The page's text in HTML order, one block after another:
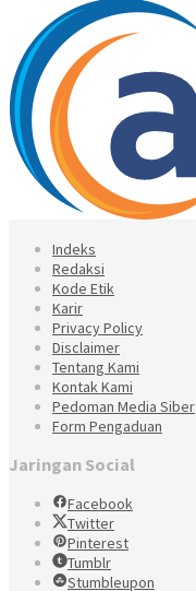
Indeks
Redaksi
Kode Etik
Karir
Privacy Policy
Disclaimer
Tentang Kami
Kontak Kami
Pedoman Media Siber
Form Pengaduan
Jaringan Social
Facebook
Twitter
Pinterest
Tumblr
Stumbleupon